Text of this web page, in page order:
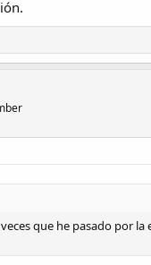
que he pasado por la